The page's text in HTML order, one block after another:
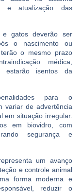
e atualização das
gatos deverão ser
o nascimento ou
o mesmo prazo
médica,
estarão isentos da
para o
variar de advertência
em situação irregular.
em biovidro, com
segurança e
um avanço
e controle animal
forma moderna e
reduzir o